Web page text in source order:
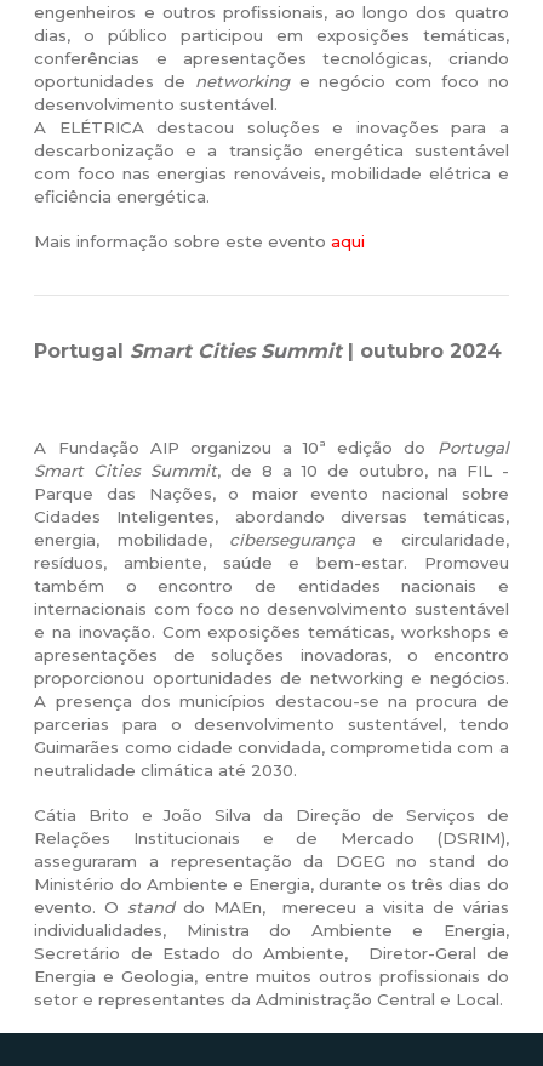
engenheiros e outros profissionais, ao longo dos quatro
dias, o público participou em exposições temáticas,
conferências e apresentações tecnológicas, criando
oportunidades de networking e negócio com foco no
desenvolvimento sustentável.
A ELÉTRICA destacou soluções e inovações para a
descarbonização e a transição energética sustentável
com foco nas energias renováveis, mobilidade elétrica e
eficiência energética.
Mais informação sobre este eventoaqui
Portugal Smart Cities Summit| outubro 2024
A Fundação AIP organizou a 10ª edição do Portugal
Smart Cities Summit, de 8 a 10 de outubro, na FIL -
Parque das Nações, o maior evento nacional sobre
Cidades Inteligentes, abordando diversas temáticas,
energia, mobilidade, cibersegurançae circularidade,
resíduos, ambiente, saúde e bem-estar. Promoveu
também o encontro de entidades nacionais e
internacionais com foco no desenvolvimento sustentável
e na inovação. Com exposições temáticas, workshops e
apresentações de soluções inovadoras, o encontro
proporcionou oportunidades de networking e negócios.
A presença dos municípios destacou-se na procura de
parcerias para o desenvolvimento sustentável, tendo
Guimarães como cidade convidada, comprometida com a
neutralidade climática até 2030.
Cátia Brito e João Silva da Direção de Serviços de
Relações Institucionais e de Mercado (DSRIM),
asseguraram a representação da DGEG no stand do
Ministério do Ambiente e Energia, durante os três dias do
evento. O standdo MAEn, mereceu a visita de várias
individualidades, Ministra do Ambiente e Energia,
Secretário de Estado do Ambiente, Diretor-Geral de
Energia e Geologia, entre muitos outros profissionais do
setor e representantes da Administração Central e Local.